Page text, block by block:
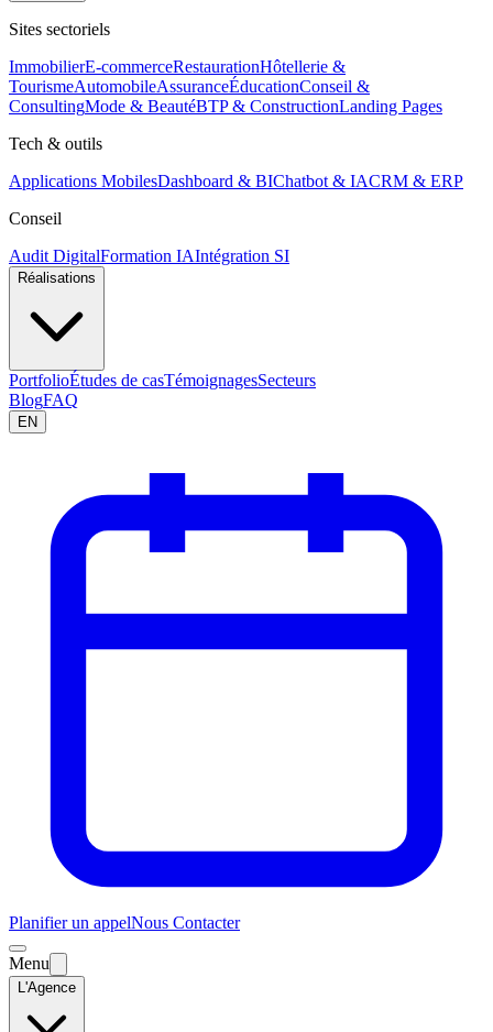
Sites sectoriels
ImmobilierE-commerceRestaurationHôtellerie &
TourismeAutomobileAssuranceÉducationConseil &
ConsultingMode & BeautéBTP & ConstructionLanding Pages
Tech & outils
Applications MobilesDashboard & BIChatbot & IACRM & ERP
Conseil
Audit DigitalFormation IAIntégration SI
Réalisations
PortfolioÉtudes de casTémoignagesSecteurs
BlogFAQ
EN
Planifier un appelNous Contacter
Menu
L'Agence